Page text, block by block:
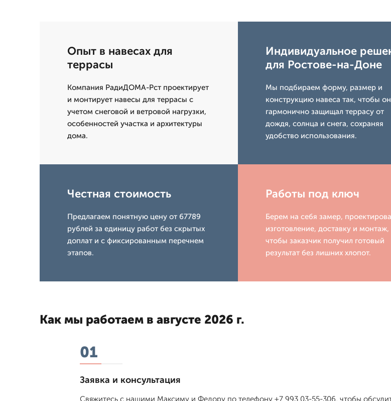
Опыт в навесах для
террасы
Компания РадиДОМА-Рст проектирует
и монтирует навесы для террасы с
учетом снеговой и ветровой нагрузки,
особенностей участка и архитектуры
дома.
Индивидуальное
для Ростове-на-Доне
Мы подбираем форму, размер и
конструкцию навеса так, чтобы он
гармонично защищал террасу от
дождя, солнца и снега, сохраняя
удобство использования.
Честная стоимость
Предлагаем понятную цену от 67789
рублей за единицу работ без скрытых
доплат и с фиксированным перечнем
этапов.
Работы под ключ
Берем на себя замер,
изготовление, доставку и монтаж,
чтобы заказчик получил готовый
результат без лишних хлопот.
Как мы работаем в августе 2026 г.
01
Заявка и консультация
Свяжитесь с нашими Максиму и Федору по телефону +7 993 03-55-306, чтобы